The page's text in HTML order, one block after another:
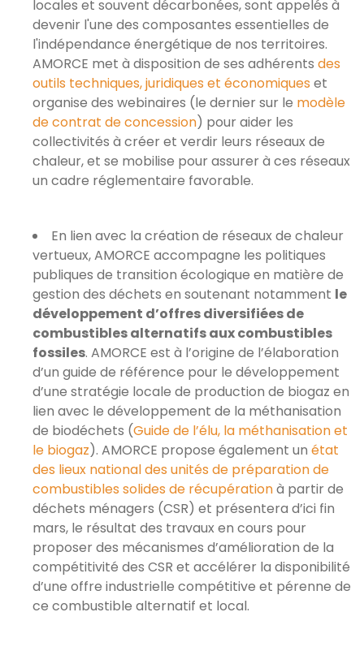
locales et souvent décarbonées, sont appelés à
devenir l'une des composantes essentielles de
l'indépendance énergétique de nos territoires.
AMORCE met à disposition de ses adhérents des
outils techniques, juridiques et économiques et
organise des webinaires (le dernier sur le modèle
de contrat de concession) pour aider les
collectivités à créer et verdir leurs réseaux de
chaleur, et se mobilise pour assurer à ces réseaux
un cadre réglementaire favorable.
En lien avec la création de réseaux de chaleur
vertueux, AMORCE accompagne les politiques
publiques de transition écologique en matière de
gestion des déchets en soutenant notamment le
développement d’offres diversifiées de
combustibles alternatifs aux combustibles
fossiles. AMORCE est à l’origine de l’élaboration
d’un guide de référence pour le développement
d’une stratégie locale de production de biogaz en
lien avec le développement de la méthanisation
de biodéchets (Guide de l’élu, la méthanisation et
le biogaz). AMORCE propose également un état
des lieux national des unités de préparation de
combustibles solides de récupérationà partir de
déchets ménagers (CSR) et présentera d’ici fin
mars, le résultat des travaux en cours pour
proposer des mécanismes d’amélioration de la
compétitivité des CSR et accélérer la disponibilité
d’une offre industrielle compétitive et pérenne de
ce combustible alternatif et local.